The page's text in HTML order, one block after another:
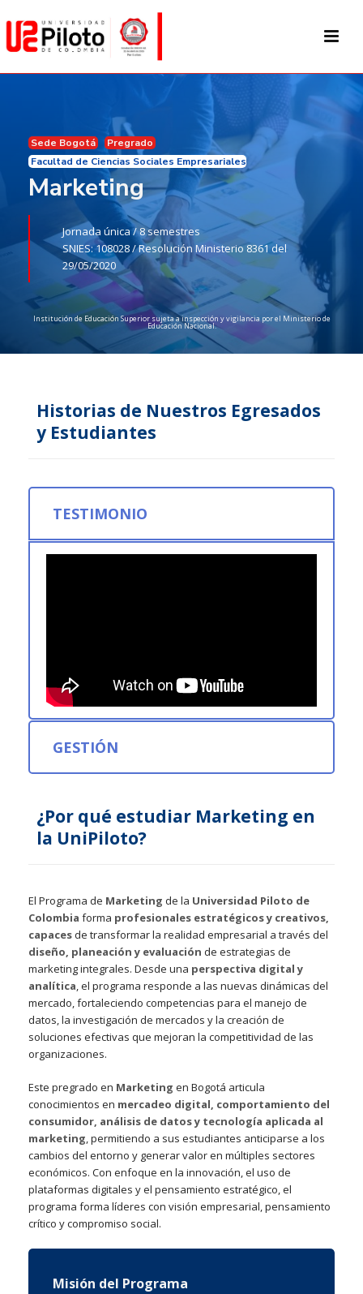
Sede Bogotá Pregrado
Facultad de Ciencias Sociales Empresariales
Marketing
Jornada única /8 semestres
SNIES: 108028 /Resolución Ministerio 8361 del
29/05/2020
Institución de Educación Superior sujeta a inspección y vigilancia por el Ministerio de
Educación Nacional.
Historias de Nuestros Egresados
y Estudiantes
TESTIMONIO
GESTIÓN
¿Por qué estudiar Marketing en
la UniPiloto?
El Programa de Marketing de la Universidad Piloto de
Colombia forma profesionales estratégicos y creativos,
capacesde transformar la realidad empresarial a través del
diseño, planeación y evaluación de estrategias de
marketing integrales. Desde una perspectiva digital y
analítica, el programa responde a las nuevas dinámicas del
mercado, fortaleciendo competencias para el manejo de
datos, la investigación de mercados y la creación de
soluciones efectivas que mejoran la competitividad de las
organizaciones.
Este pregrado en Marketing en Bogotá articula
conocimientos en mercadeo digital, comportamiento del
consumidor, análisis de datos y tecnología aplicada al
marketing, permitiendo a sus estudiantes anticiparse a los
cambios del entorno y generar valor en múltiples sectores
económicos. Con enfoque en la innovación, el uso de
plataformas digitales y el pensamiento estratégico, el
programa forma líderes con visión empresarial, pensamiento
crítico y compromiso social.
Misión del Programa